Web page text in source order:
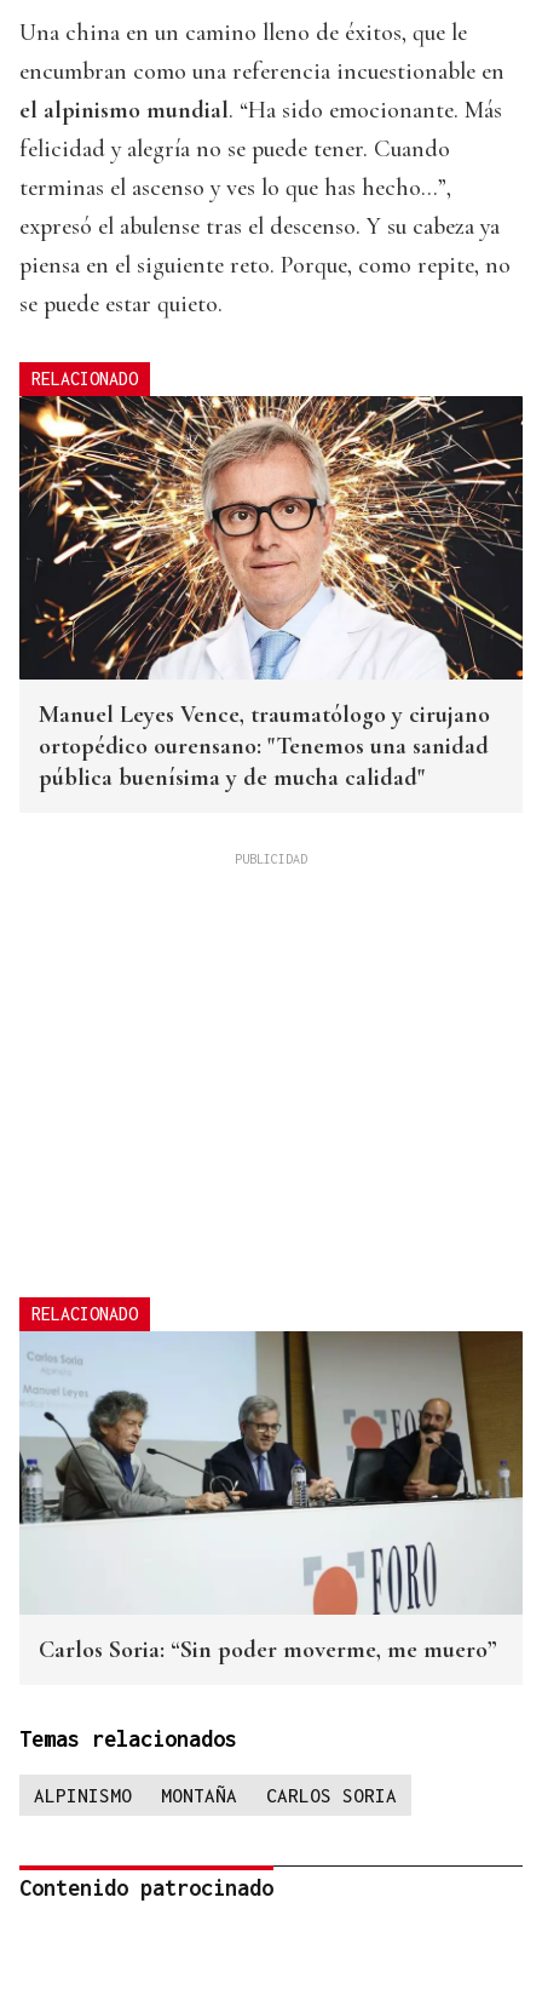
Una china en un camino lleno de éxitos, que le
encumbran como una referencia incuestionable en
el alpinismo mundial. “Ha sido emocionante. Más
felicidad y alegría no se puede tener. Cuando
terminas el ascenso y ves lo que has hecho…”,
expresó el abulense tras el descenso. Y su cabeza ya
piensa en el siguiente reto. Porque, como repite, no
se puede estar quieto.
RELACIONADO
Manuel Leyes Vence, traumatólogo y cirujano
ortopédico ourensano: "Tenemos una sanidad
pública buenísima y de mucha calidad"
RELACIONADO
Carlos Soria: “Sin poder moverme, me muero”
Temas relacionados
ALPINISMO MONTAÑA CARLOS SORIA
Contenido patrocinado